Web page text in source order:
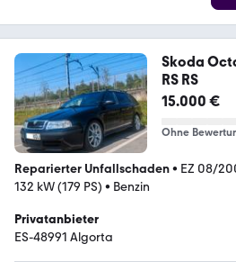
Skoda
RS RS
15.000 €
Ohne
Reparierter Unfallschaden• EZ 08/
132 kW (179 PS) • Benzin
Privatanbieter
ES-48991 Algorta